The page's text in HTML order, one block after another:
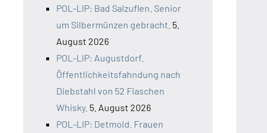
POL-LIP: Bad Salzuflen. Senior
um Silbermünzen gebracht. 5.
August 2026
POL-LIP: Augustdorf.
Öffentlichkeitsfahndung nach
Diebstahl von 52 Flaschen
Whisky. 5. August 2026
POL-LIP: Detmold. Frauen